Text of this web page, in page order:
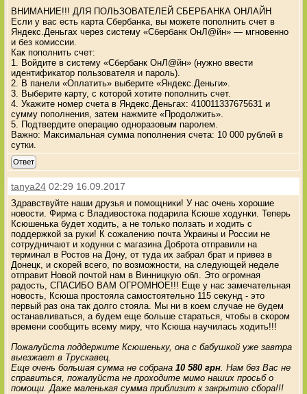
ВНИМАНИЕ!!! ДЛЯ ПОЛЬЗОВАТЕЛЕЙ СБЕРБАНКА ОНЛАЙН
Если у вас есть карта Сбербанка, вы можете пополнить счет в
Яндекс.Деньгах через систему «Сбербанк ОнЛ@йн» — мгновенно
и без комиссии.
Как пополнить счет:
1. Войдите в систему «Сбербанк ОнЛ@йн» (нужно ввести
идентификатор пользователя и пароль).
2. В панели «Оплатить» выберите «Яндекс.Деньги».
3. Выберите карту, с которой хотите пополнить счет.
4. Укажите номер счета в Яндекс.Деньгах: 410011337675631 и
сумму пополнения, затем нажмите «Продолжить».
5. Подтвердите операцию одноразовым паролем.
Важно: Максимальная сумма пополнения счета: 10 000 рублей в
сутки.
Ответ
tanya24 02:29 16.09.2017
Здравствуйте наши друзья и помощники! У нас очень хорошие
новости. Фирма с Владивостока подарила Ксюше ходунки. Теперь
Ксюшенька будет ходить, а не только ползать и ходить с
поддержкой за руки! К сожалению почта Украины и России не
сотрудничают и ходунки с магазина Доброта отправили на
терминал в Ростов на Дону, от туда их забрал брат и привез в
Донецк, и скорей всего, по возможности, на следующей неделе
отправит Новой почтой нам в Винницкую обл. Это огромная
радость, СПАСИБО ВАМ ОГРОМНОЕ!!! Еще у нас замечательная
новость, Ксюша простояла самостоятельно 115 секунд - это
первый раз она так долго стояла. Мы ни в коем случае не будем
останавливаться, а будем еще больше стараться, чтобы в скором
времени сообщить всему миру, что Ксюша научилась ходить!!!
Пожалуйста поддержите Ксюшеньку, она с бабушкой уже завтра
выезжает в Трускавец.
Еще очень большая сумма не собрана10 580 грн . Нам без Вас не
справиться, пожалуйста не проходите мимо наших просьб о
помощи. Даже маленькая сумма приблизит к закрытию сбора!!!